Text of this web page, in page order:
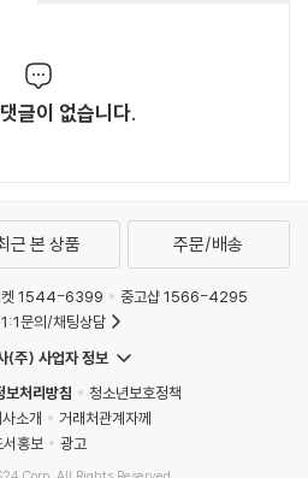
글이 없습니다.
근 본 상품 주문/배송
켓 1544-6399
중고샵 1566-4295
문의/채팅상담
(주) 사업자 정보
보처리방침
청소년보호정책
소개
거래처관계자께
서홍보
광고